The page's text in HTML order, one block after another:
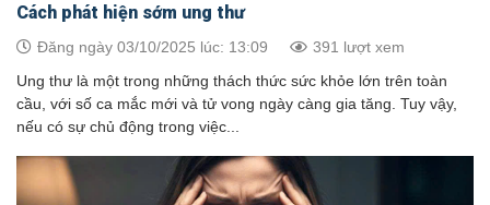
Cách phát hiện sớm ung thư
Đăng ngày 03/10/2025 lúc: 13:09 391 lượt xem
Ung thư là một trong những thách thức sức khỏe lớn trên toàn
cầu, với số ca mắc mới và tử vong ngày càng gia tăng. Tuy vậy,
nếu có sự chủ động trong việc...